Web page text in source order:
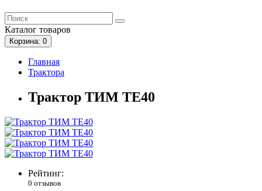
Каталог товаров
Корзина: 0
Главная
Трактора
Трактор ТИМ ТЕ40
Рейтинг:
0 отзывов